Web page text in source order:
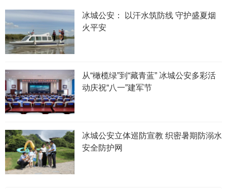
冰城公安： 以汗水筑防线 守护盛夏烟
火平安
从“橄榄绿”到“藏青蓝” 冰城公安多彩活
动庆祝“八一”建军节
冰城公安立体巡防宣教 织密暑期防溺水
安全防护网